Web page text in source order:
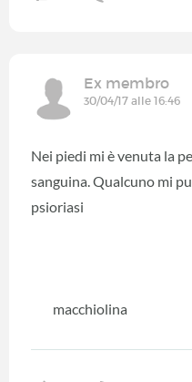
Ex membro
30/04/17 alle 16:46
Nei piedi mi è venuta la
sanguina. Qualcuno mi
psioriasi
macchiolina